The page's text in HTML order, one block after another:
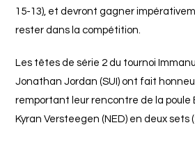
15-13), et devront gagner
rester dans la compétition.
Les têtes de série 2 du tournoi
Jonathan Jordan (SUI) ont fait
remportant leur rencontre de la poule
Kyran Versteegen (NED) en deux sets